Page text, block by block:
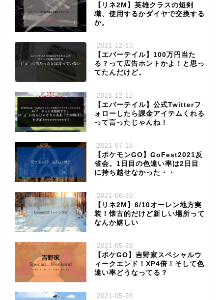
【リネ2M】英雄クラスの短剣
職、使用するかダイヤで交換する
か。
2021-12-13
【エバーテイル】100万円当た
る？って広告ホントかよ！と思っ
てたんだけど。
2021-12-12
【エバーテイル】公式Twitterフ
ォローしたら課金アイテムくれる
って言ったじゃんね！
2021-07-18
【ポケモンGO】GoFest2021反
省会。1日目の色違い率は2日目
に持ち越せなかった・・
2021-06-10
【リネ2M】6/10オーレン地方実
装！懐古的だけど新しい場所って
なんか嬉しい
2021-05-29
【ポケGO】吉野家スペシャルウ
ィークエンド！XP4倍！そして色
違い率どうなってる？
2021-05-28